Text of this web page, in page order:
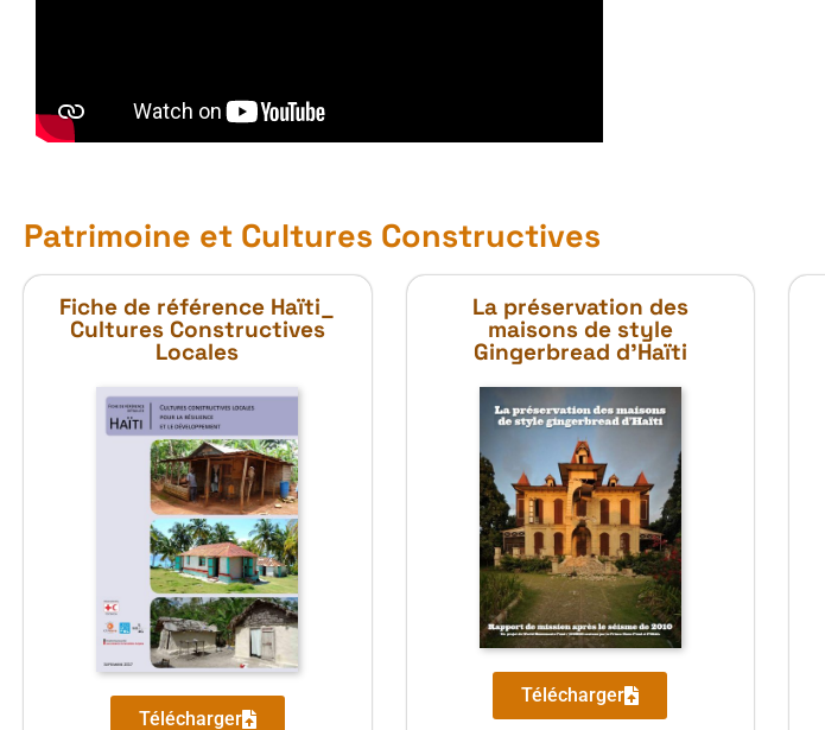
Patrimoine et Cultures Constructives
Fiche de référence Haïti_
Cultures Constructives
Locales
Télécharger
La préservation des
maisons de style
Gingerbread d’Haïti
Télécharger